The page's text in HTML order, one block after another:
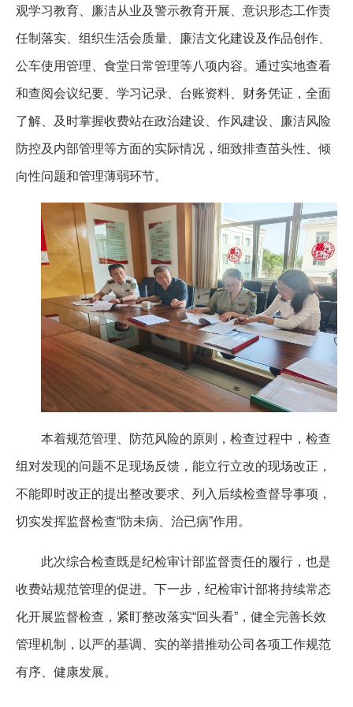
观学习教育、廉洁从业及警示教育开展、意识形态工作责
任制落实、组织生活会质量、廉洁文化建设及作品创作、
公车使用管理、食堂日常管理等八项内容。通过实地查看
和查阅会议纪要、学习记录、台账资料、财务凭证，全面
了解、及时掌握收费站在政治建设、作风建设、廉洁风险
防控及内部管理等方面的实际情况，细致排查苗头性、倾
向性问题和管理薄弱环节。
本着规范管理、防范风险的原则，检查过程中，检查
组对发现的问题不足现场反馈，能立行立改的现场改正，
不能即时改正的提出整改要求、列入后续检查督导事项，
切实发挥监督检查“防未病、治已病”作用。
此次综合检查既是纪检审计部监督责任的履行，也是
收费站规范管理的促进。下一步，纪检审计部将持续常态
化开展监督检查，紧盯整改落实“回头看”，健全完善长效
管理机制，以严的基调、实的举措推动公司各项工作规范
有序、健康发展。